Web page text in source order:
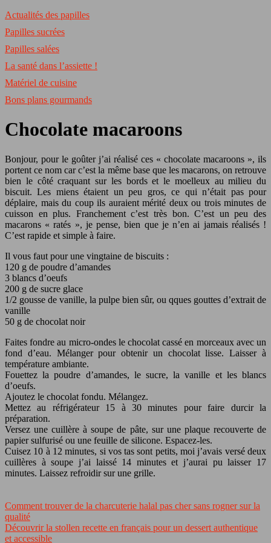
Actualités des papilles
Papilles sucrées
Papilles salées
La santé dans l’assiette !
Matériel de cuisine
Bons plans gourmands
Chocolate macaroons
Bonjour, pour le goûter j’ai réalisé ces « chocolate macaroons », ils
portent ce nom car c’est la même base que les macarons, on retrouve
bien le côté craquant sur les bords et le moelleux au milieu du
biscuit. Les miens étaient un peu gros, ce qui n’était pas pour
déplaire, mais du coup ils auraient mérité deux ou trois minutes de
cuisson en plus. Franchement c’est très bon. C’est un peu des
macarons « ratés », je pense, bien que je n’en ai jamais réalisés !
C’est rapide et simple à faire.
Il vous faut pour une vingtaine de biscuits :
120 g de poudre d’amandes
3 blancs d’oeufs
200 g de sucre glace
1/2 gousse de vanille, la pulpe bien sûr, ou qques gouttes d’extrait de
vanille
50 g de chocolat noir
Faites fondre au micro-ondes le chocolat cassé en morceaux avec un
fond d’eau. Mélanger pour obtenir un chocolat lisse. Laisser à
température ambiante.
Fouettez la poudre d’amandes, le sucre, la vanille et les blancs
d’oeufs.
Ajoutez le chocolat fondu. Mélangez.
Mettez au réfrigérateur 15 à 30 minutes pour faire durcir la
préparation.
Versez une cuillère à soupe de pâte, sur une plaque recouverte de
papier sulfurisé ou une feuille de silicone. Espacez-les.
Cuisez 10 à 12 minutes, si vos tas sont petits, moi j’avais versé deux
cuillères à soupe j’ai laissé 14 minutes et j’aurai pu laisser 17
minutes. Laissez refroidir sur une grille.
Comment trouver de la charcuterie halal pas cher sans rogner sur la
qualité
Découvrir la stollen recette en français pour un dessert authentique
et accessible